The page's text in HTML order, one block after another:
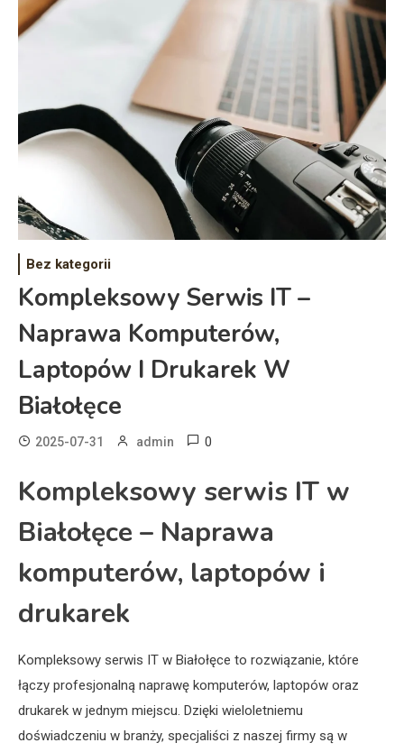
Bez kategorii
Kompleksowy Serwis IT –
Naprawa Komputerów,
Laptopów I Drukarek W
Białołęce
2025-07-31 admin 0
Kompleksowy serwis IT w
Białołęce – Naprawa
komputerów, laptopów i
drukarek
Kompleksowy serwis IT w Białołęce to rozwiązanie, które
łączy profesjonalną naprawę komputerów, laptopów oraz
drukarek w jednym miejscu. Dzięki wieloletniemu
doświadczeniu w branży, specjaliści z naszej firmy są w